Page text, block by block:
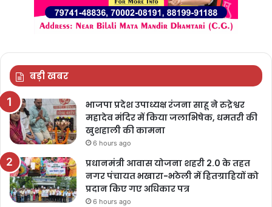
बड़ी खबर
भाजपा प्रदेश उपाध्यक्ष रंजना साहू ने रुद्रेश्वर
महादेव मंदिर में किया जलाभिषेक, धमतरी की
खुशहाली की कामना
6 hours ago
प्रधानमंत्री आवास योजना शहरी 2.0 के तहत
नगर पंचायत भखारा-भठेली में हितग्राहियों को
प्रदान किए गए अधिकार पत्र
6 hours ago